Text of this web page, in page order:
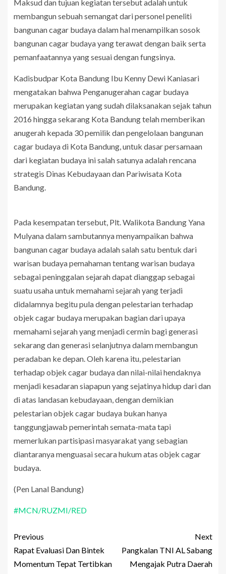
Maksud dan tujuan kegiatan tersebut adalah untuk
membangun sebuah semangat dari personel peneliti
bangunan cagar budaya dalam hal menampilkan sosok
bangunan cagar budaya yang terawat dengan baik serta
pemanfaatannya yang sesuai dengan fungsinya.
Kadisbudpar Kota Bandung Ibu Kenny Dewi Kaniasari
mengatakan bahwa Penganugerahan cagar budaya
merupakan kegiatan yang sudah dilaksanakan sejak tahun
2016 hingga sekarang Kota Bandung telah memberikan
anugerah kepada 30 pemilik dan pengelolaan bangunan
cagar budaya di Kota Bandung, untuk dasar persamaan
dari kegiatan budaya ini salah satunya adalah rencana
strategis Dinas Kebudayaan dan Pariwisata Kota
Bandung.
Pada kesempatan tersebut, Plt. Walikota Bandung Yana
Mulyana dalam sambutannya menyampaikan bahwa
bangunan cagar budaya adalah salah satu bentuk dari
warisan budaya pemahaman tentang warisan budaya
sebagai peninggalan sejarah dapat dianggap sebagai
suatu usaha untuk memahami sejarah yang terjadi
didalamnya begitu pula dengan pelestarian terhadap
objek cagar budaya merupakan bagian dari upaya
memahami sejarah yang menjadi cermin bagi generasi
sekarang dan generasi selanjutnya dalam membangun
peradaban ke depan. Oleh karena itu, pelestarian
terhadap objek cagar budaya dan nilai-nilai hendaknya
menjadi kesadaran siapapun yang sejatinya hidup dari dan
di atas landasan kebudayaan, dengan demikian
pelestarian objek cagar budaya bukan hanya
tanggungjawab pemerintah semata-mata tapi
memerlukan partisipasi masyarakat yang sebagian
diantaranya menguasai secara hukum atas objek cagar
budaya.
(Pen Lanal Bandung)
#MCN/RUZMI/RED
Previous
Rapat Evaluasi Dan Bintek
Momentum Tepat Tertibkan
Next
Pangkalan TNI AL Sabang
Mengajak Putra Daerah